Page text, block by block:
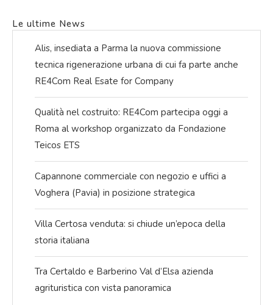
Le ultime News
Alis, insediata a Parma la nuova commissione
tecnica rigenerazione urbana di cui fa parte anche
RE4Com Real Esate for Company
Qualità nel costruito: RE4Com partecipa oggi a
Roma al workshop organizzato da Fondazione
Teicos ETS
Capannone commerciale con negozio e uffici a
Voghera (Pavia) in posizione strategica
Villa Certosa venduta: si chiude un’epoca della
storia italiana
Tra Certaldo e Barberino Val d’Elsa azienda
agrituristica con vista panoramica